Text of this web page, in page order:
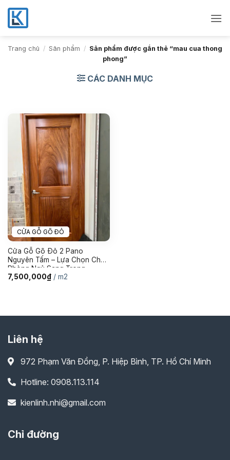
Bỏ
qua
nội
dungTrang chủ / Sản phẩm / Sản phẩm được gắn thẻ “mau cua thong
phong”
CÁC DANH MỤC
CỬA GỖ GÕ ĐỎ
Cửa Gỗ Gõ Đỏ 2 Pano
Nguyên Tấm – Lựa Chọn Cho
Phòng Ngủ Sang Trọng
7,500,000₫/ m2
Liên hệ
972 Phạm Văn Đồng, P. Hiệp Bình, TP. Hồ Chí Minh
Hotline: 0908.113.114
kienlinh.nhi@gmail.com
Chỉ đường